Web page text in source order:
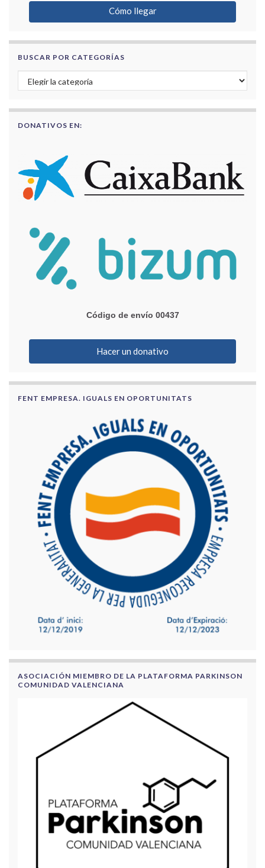
Cómo llegar
BUSCAR POR CATEGORÍAS
Buscar por categorías
DONATIVOS EN:
Código de envío 00437
Hacer un donativo
FENT EMPRESA. IGUALS EN OPORTUNITATS
ASOCIACIÓN MIEMBRO DE LA PLATAFORMA PARKINSON
COMUNIDAD VALENCIANA